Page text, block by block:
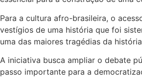
Para a cultura afro-brasileira, o
vestígios de uma história que foi
uma das maiores tragédias da
A iniciativa busca ampliar o debate
passo importante para a